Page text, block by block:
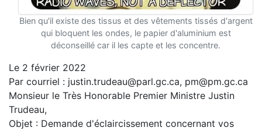
Bien qu'il existe des tissus et des vêtements tissés d'argent
qui bloquent les ondes, le papier d'aluminium est
déconseillé car il les capte et les concentre.
Le 2 février 2022
Par courriel : justin.trudeau@parl.gc.ca, pm@pm.gc.ca
Monsieur le Très Honorable Premier Ministre Justin
Trudeau,
Objet : Demande d'éclaircissement concernant vos